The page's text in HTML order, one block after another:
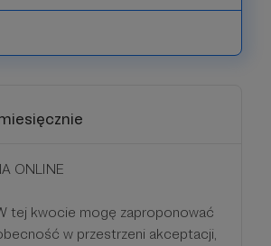
ONLINE
tej kwocie mogę zaproponować
w przestrzeni akceptacji,